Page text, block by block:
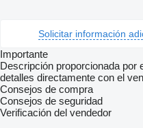
Solicitar información
Importante
Descripción proporcionada por
detalles directamente con el
Consejos de compra
Consejos de seguridad
Verificación del vendedor